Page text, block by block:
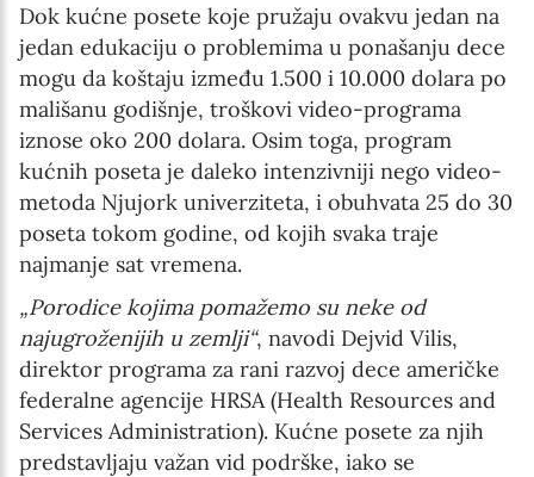
Dok kućne posete koje pružaju ovakvu jedan na
jedan edukaciju o problemima u ponašanju dece
mogu da koštaju između 1.500 i 10.000 dolara po
mališanu godišnje, troškovi video-programa
iznose oko 200 dolara. Osim toga, program
kućnih poseta je daleko intenzivniji nego video-
metoda Njujork univerziteta, i obuhvata 25 do 30
poseta tokom godine, od kojih svaka traje
najmanje sat vremena.
„Porodice kojima pomažemo su neke od
najugroženijih u zemlji“, navodi Dejvid Vilis,
direktor programa za rani razvoj dece američke
federalne agencije HRSA (Health Resources and
Services Administration). Kućne posete za njih
predstavljaju važan vid podrške, iako se